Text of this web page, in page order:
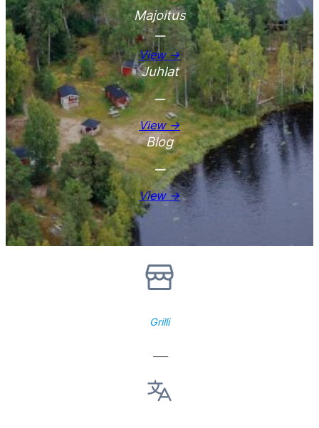
Majoitus
—
View →
Juhlat
—
View →
Blog
—
View →
Grilli
—–